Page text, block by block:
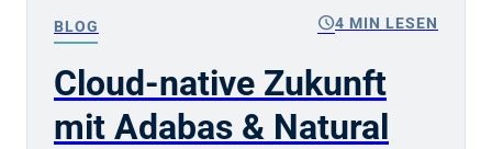
BLOG schedule4 MIN LESEN
Cloud-native Zukunft
mit Adabas & Natural